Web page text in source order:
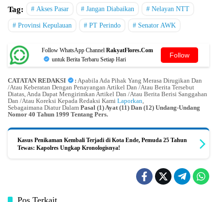
Tag: Akses Pasar Jangan Diabaikan Nelayan NTT
Provinsi Kepulauan PT Perindo Senator AWK
Follow WhatsApp Channel RakyatFlores.Com
untuk Berita Terbaru Setiap Hari
Follow
CATATAN REDAKSI : Apabila Ada Pihak Yang Merasa Dirugikan Dan
/Atau Keberatan Dengan Penayangan Artikel Dan /Atau Berita Tersebut
Diatas, Anda Dapat Mengirimkan Artikel Dan /Atau Berita Berisi Sanggahan
Dan /Atau Koreksi Kepada Redaksi Kami Laporkan,
Sebagaimana Diatur Dalam Pasal (1) Ayat (11) Dan (12) Undang-Undang
Nomor 40 Tahun 1999 Tentang Pers.
Kasus Penikaman Kembali Terjadi di Kota Ende, Pemuda 25 Tahun
Tewas: Kapolres Ungkap Kronologisnya!